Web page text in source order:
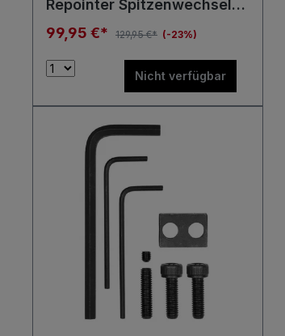
Repointer Spitzenwechsel
99,95 €* 129,95 €* (-23%)
Nicht verfügbar